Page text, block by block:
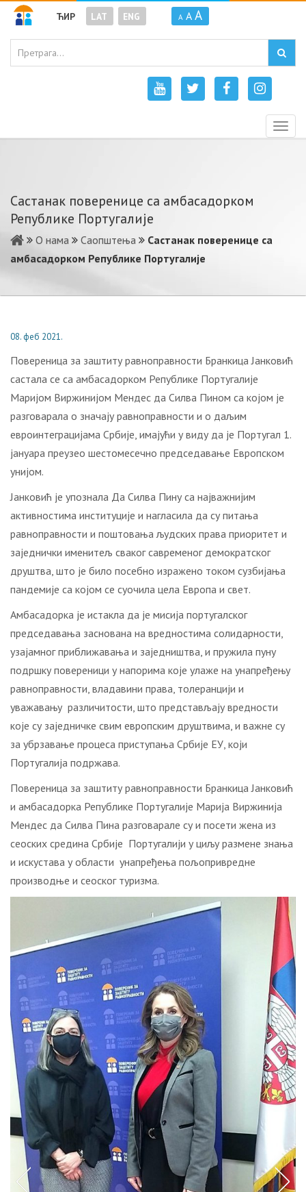
ЋИР LAT ENG A A A
Састанак поверенице са амбасадорком
Републике Португалије
О нама Саопштења
Састанак поверенице са
амбасадорком Републике Португалије
08. феб 2021.
Повереница за заштиту равноправности Бранкица Јанковић
састала се са амбасадорком Републике Португалије
Маријом Виржинијом Мендес да Силва Пином са којом је
разговарала о значају равноправности и о даљим
евроинтеграцијама Србије, имајући у виду да је Португал 1.
јануара преузео шестомесечно председавање Европском
унијом.
Јанковић је упознала Да Силва Пину са најважнијим
активностима институције и нагласила да су питања
равноправности и поштовања људских права приоритет и
заједнички именитељ сваког савременог демократског
друштва, што је било посебно изражено током сузбијања
пандемије са којом се суочила цела Европа и свет.
Амбасадорка је истакла да је мисија португалског
председавања заснована на вредностима солидарности,
узајамног приближавања и заједништва, и пружила пуну
подршку повереници у напорима које улаже на унапређењу
равноправности, владавини права, толеранцији и
уважавању различитости, што представљају вредности
које су заједничке свим европским друштвима, и важне су
за убрзавање процеса приступања Србије ЕУ, који
Португалија подржава.
Повереница за заштиту равноправности Бранкица Јанковић
и амбасадорка Републике Португалије Марија Виржинија
Мендес да Силва Пина разговарале су и посети жена из
сеоских средина Србије Португалији у циљу размене знања
и искустава у области унапређења пољопривредне
производње и сеоског туризма.